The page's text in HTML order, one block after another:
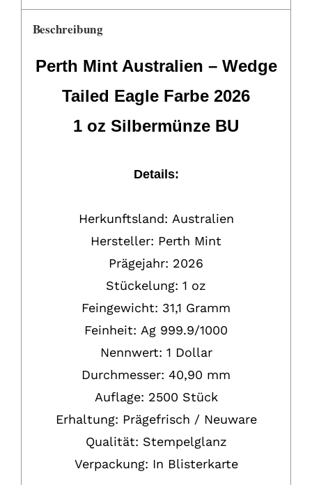
Silber
Beschreibung
Perth Mint Australien – Wedge
Tailed Eagle Farbe 2026
1 oz Silbermünze BU
Details:
Herkunftsland: Australien
Hersteller: Perth Mint
Prägejahr: 2026
Stückelung: 1 oz
Feingewicht: 31,1 Gramm
Feinheit: Ag 999.9/1000
Nennwert: 1 Dollar
Durchmesser: 40,90 mm
Auflage: 2500 Stück
Erhaltung: Prägefrisch / Neuware
Qualität: Stempelglanz
Verpackung: In Blisterkarte